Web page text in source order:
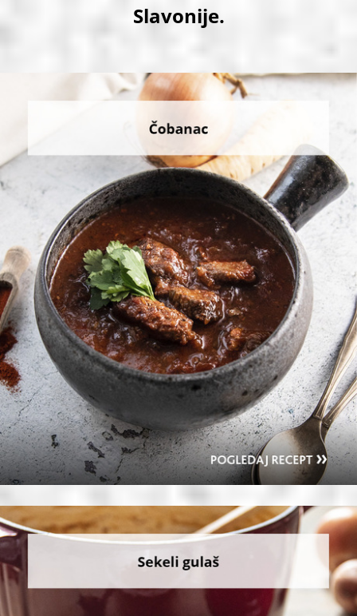
Slavonije.